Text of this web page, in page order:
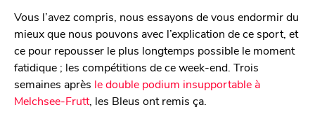
Vous l’avez compris, nous essayons de vous endormir du
mieux que nous pouvons avec l’explication de ce sport, et
ce pour repousser le plus longtemps possible le moment
fatidique ; les compétitions de ce week-end. Trois
semaines après le double podium insupportable à
Melchsee-Frutt, les Bleus ont remis ça.